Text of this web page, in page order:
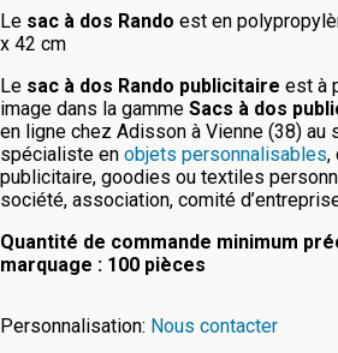
Le sac à dos Rando est en
x 42 cm
Le sac à dos Rando publicitaire est à
image dans la gamme Sacs à dos
en ligne chez Adisson à Vienne (38) au
spécialiste en objets personnalisables,
publicitaire, goodies ou textiles
société, association, comité
Quantité de commande minimum
marquage : 100 pièces
Personnalisation: Nous contacter